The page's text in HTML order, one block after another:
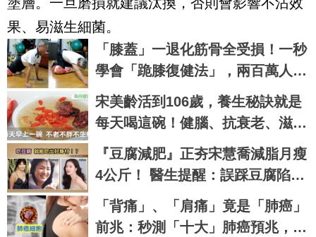
果、易滋生細菌。
「膝蓋」一退化筋骨全受損！一秒
學會「跪膝復健法」，兩百萬人見
證的不老伸展術｜每日健康 Healt
h
宋美齡活到106歲，養生秘訣就是
每天喝這碗！健腦、抗衰老、滋補
養顏｜每日健康 Health
『豆腐減肥』正夯宋慧喬減脂月瘦
4公斤！ 醫生提醒：誤踩豆腐陷阱
小心越減越肥
「背痛」、「肩痛」竟是「肺癌」
前兆：秒測「十大」肺癌預兆，提